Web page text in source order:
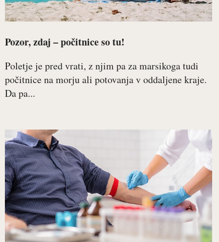
Pozor, zdaj – počitnice so tu!
Poletje je pred vrati, z njim pa za marsikoga tudi
počitnice na morju ali potovanja v oddaljene kraje.
Da pa...